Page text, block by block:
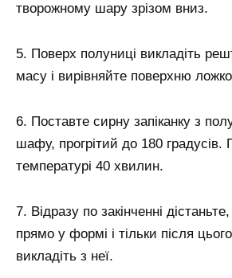
творожному шару зрізом вниз.
5. Поверх полуниці викладіть
масу і вирівняйте поверхню
6. Поставте сирну запіканку з
шафу, прогрітий до 180 градусів.
температурі 40 хвилин.
7. Відразу по закінченні
прямо у формі і тільки після
викладіть з неї.